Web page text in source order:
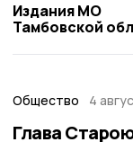
Издания МО
Тамбовской
Общество 4
Глава